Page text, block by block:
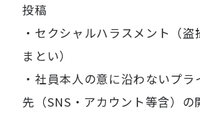
投稿
・セクシャルハラスメント（盗
まとい）
・社員本人の意に沿わないプ
先（SNS・アカウント等含）の